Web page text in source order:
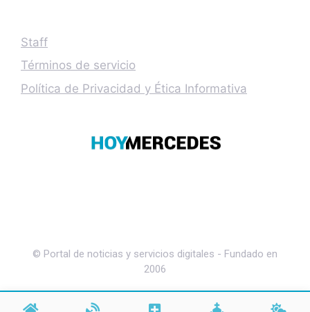
Staff
Términos de servicio
Política de Privacidad y Ética Informativa
© Portal de noticias y servicios digitales - Fundado en
2006